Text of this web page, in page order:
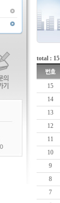
total : 15
15
14
13
12
11
10
9
8
7